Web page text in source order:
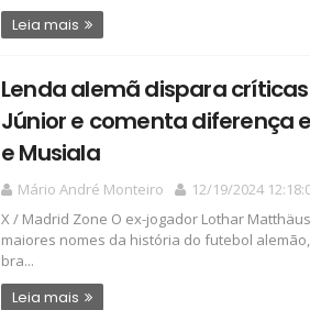
Leia mais
Lenda alemã dispara
Júnior e comenta diferença
e Musiala
Mário André Monteiro
12/19/2024
X / Madrid Zone O ex-jogador Lothar
maiores nomes da história do futebol
bra...
Leia mais